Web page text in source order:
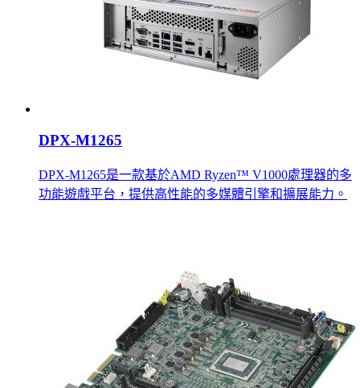
DPX-M1265
DPX-M1265是一款基於AMD Ryzen™ V1000處理器的多
功能遊戲平台，提供高性能的多媒體引擎和擴展能力。